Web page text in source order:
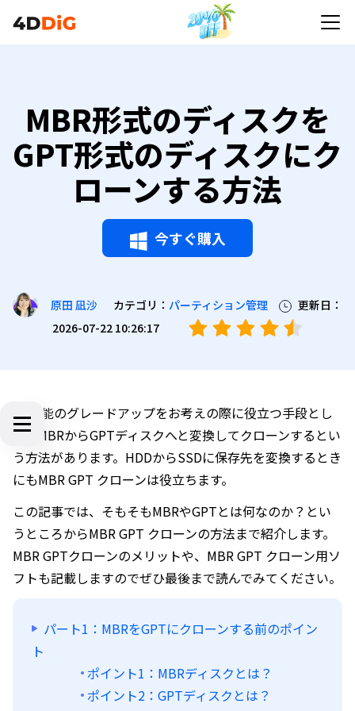
MBR形式のディスクを
GPT形式のディスクにク
ローンする方法
今すぐ購入
原田 凪沙 カテゴリ： パーティション管理
更新日：
2026-07-22 10:26:17
PC性能のグレードアップをお考えの際に役立つ手段とし
て、MBRからGPTディスクへと変換してクローンするとい
う方法があります。HDDからSSDに保存先を変換するとき
にもMBR GPT クローンは役立ちます。
この記事では、そもそもMBRやGPTとは何なのか？とい
うところからMBR GPT クローンの方法まで紹介します。
MBR GPTクローンのメリットや、MBR GPT クローン用ソ
フトも記載しますのでぜひ最後まで読んでみてください。
パート1：MBRをGPTにクローンする前のポイン
ト
ポイント1：MBRディスクとは？
ポイント2：GPTディスクとは？